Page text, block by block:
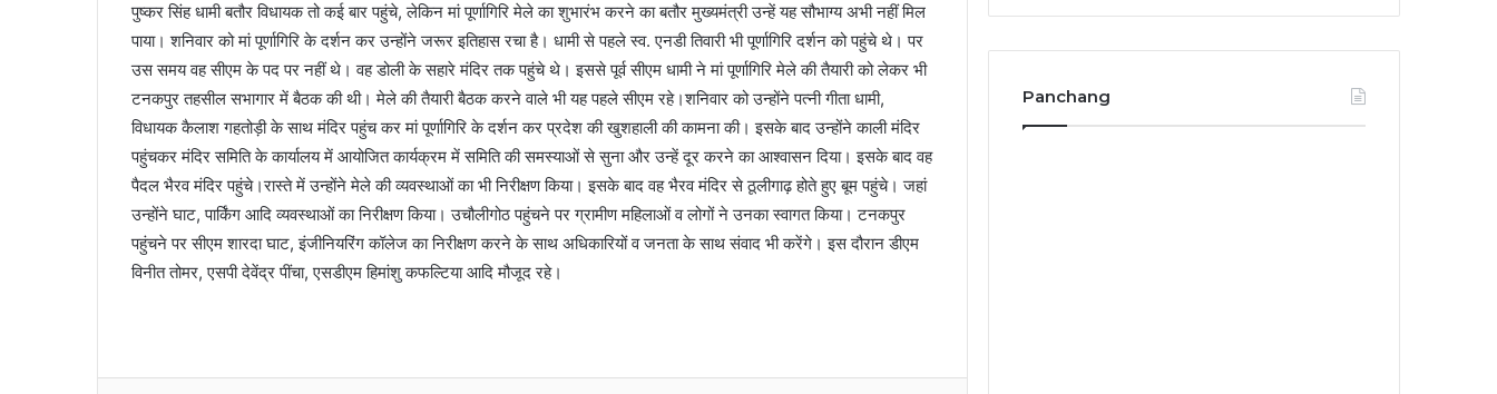
पुष्कर सिंह धामी बतौर विधायक तो कई बार पहुंचे, लेकिन मां पूर्णागिरि मेले का शुभारंभ करने का बतौर मुख्यमंत्री उन्हें यह सौभाग्य अभी नहीं मिल
पाया। शनिवार को मां पूर्णागिरि के दर्शन कर उन्होंने जरूर इतिहास रचा है। धामी से पहले स्व. एनडी तिवारी भी पूर्णागिरि दर्शन को पहुंचे थे। पर
उस समय वह सीएम के पद पर नहीं थे। वह डोली के सहारे मंदिर तक पहुंचे थे। इससे पूर्व सीएम धामी ने मां पूर्णागिरि मेले की तैयारी को लेकर भी
टनकपुर तहसील सभागार में बैठक की थी। मेले की तैयारी बैठक करने वाले भी यह पहले सीएम रहे।शनिवार को उन्होंने पत्नी गीता धामी,
विधायक कैलाश गहतोड़ी के साथ मंदिर पहुंच कर मां पूर्णागिरि के दर्शन कर प्रदेश की खुशहाली की कामना की। इसके बाद उन्होंने काली मंदिर
पहुंचकर मंदिर समिति के कार्यालय में आयोजित कार्यक्रम में समिति की समस्याओं से सुना और उन्हें दूर करने का आश्वासन दिया। इसके बाद वह
पैदल भैरव मंदिर पहुंचे।रास्ते में उन्होंने मेले की व्यवस्थाओं का भी निरीक्षण किया। इसके बाद वह भैरव मंदिर से ठूलीगाढ़ होते हुए बूम पहुंचे। जहां
उन्होंने घाट, पार्किंग आदि व्यवस्थाओं का निरीक्षण किया। उचौलीगोठ पहुंचने पर ग्रामीण महिलाओं व लोगों ने उनका स्वागत किया। टनकपुर
पहुंचने पर सीएम शारदा घाट, इंजीनियरिंग कॉलेज का निरीक्षण करने के साथ अधिकारियों व जनता के साथ संवाद भी करेंगे। इस दौरान डीएम
विनीत तोमर, एसपी देवेंद्र पींचा, एसडीएम हिमांशु कफल्टिया आदि मौजूद रहे।
Panchang